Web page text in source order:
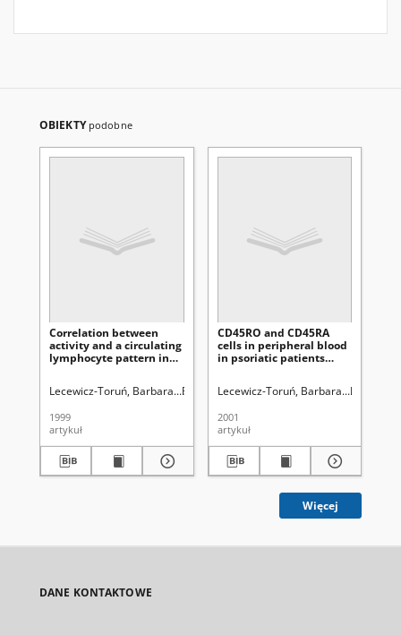
OBIEKTY podobne
Correlation between
activity and a circulating
lymphocyte pattern in
infection
Lecewicz-Toruń, Barbara. Pietrzak, Aldona. Roliński, Jacek. Pietrzak,
1999
artykuł
CD45RO and CD45RA
cells in peripheral blood
in psoriatic patients
Lecewicz-Toruń, Barbara. Pietrzak,
2001
artykuł
Więcej
DANE KONTAKTOWE